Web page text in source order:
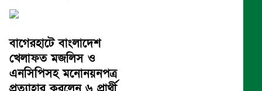
বাগেরহাটে বাংলাদেশ
খেলাফত মজলিস ও
এনসিপিসহ মনোনয়নপত্র